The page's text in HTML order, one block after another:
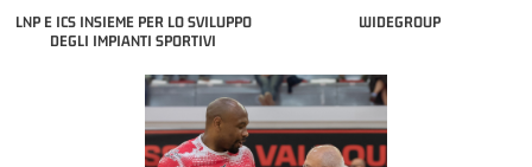
LNP E ICS INSIEME PER LO SVILUPPO
DEGLI IMPIANTI SPORTIVI
WIDEGROUP